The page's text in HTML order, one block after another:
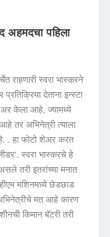
अहमदचा पहिला
राहणारी स्वरा भास्करने
प्रतिक्रिया देताना इन्स्टा
केला आहे, ज्यामध्ये
तर अभिनेत्री त्याला
. हा फोटो शेअर करत
स्वरा भास्करचे हे
तरी इतरांच्या मनात
मशिनमध्ये छेडछाड
मत आहे कारण
किमान बॅटरी तरी